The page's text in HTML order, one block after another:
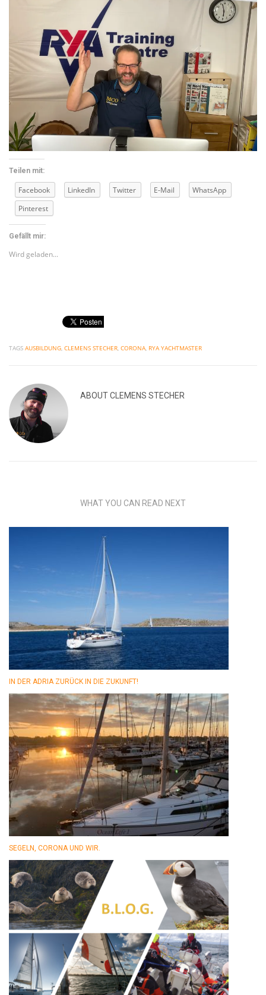
Teilen mit:
Facebook LinkedIn Twitter E-Mail
WhatsApp
Pinterest
Gefällt mir:
Wird geladen...
TAGS AUSBILDUNG, CLEMENS STECHER, CORONA, RYA YACHTMASTER
ABOUTCLEMENS STECHER
WHAT YOU CAN READ NEXT
IN DER ADRIA ZURÜCK IN DIE ZUKUNFT!
SEGELN, CORONA UND WIR.